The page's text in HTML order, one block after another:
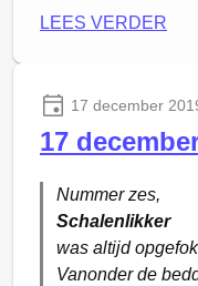
in de scharnieren.
LEES VERDER
17 december
17
Nummer zes,
Schalenlikker
was altijd
Vanonder de